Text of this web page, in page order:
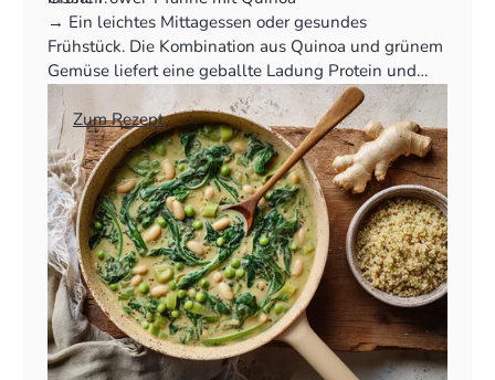
‍→ Ein leichtes Mittagessen oder gesundes
Frühstück. Die Kombination aus Quinoa und grünem
Gemüse liefert eine geballte Ladung Protein und
Vitamine.
👉 Zum Rezept